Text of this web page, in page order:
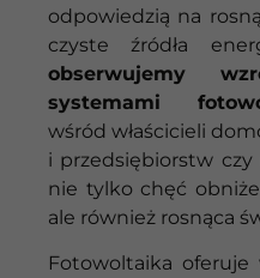
odpowiedzią na
czyste źródła
obserwujemy
systemami
wśród właścicieli
i przedsiębiorstw czy
nie tylko chęć
ale również rosnąca
Fotowoltaika oferuje